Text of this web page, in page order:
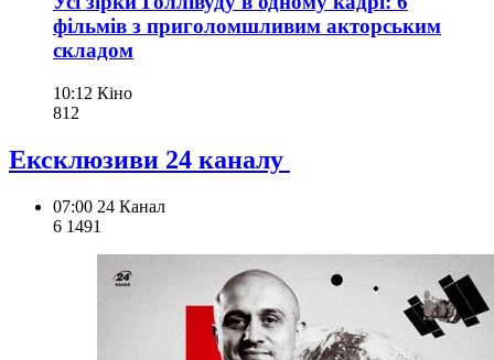
фільмів з приголомшливим акторським
складом
10:12 Кіно
812
Ексклюзиви 24 каналу
07:00 24 Канал
6 1491